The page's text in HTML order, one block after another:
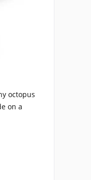
octopus
on a